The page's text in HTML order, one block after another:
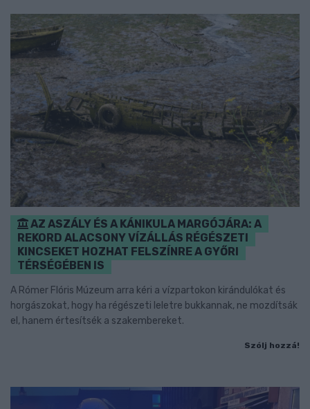
AZ ASZÁLY ÉS A KÁNIKULA MARGÓJÁRA: A
REKORD ALACSONY VÍZÁLLÁS RÉGÉSZETI
KINCSEKET HOZHAT FELSZÍNRE A GYŐRI
TÉRSÉGÉBEN IS
A Rómer Flóris Múzeum arra kéri a vízpartokon kirándulókat és
horgászokat, hogy ha régészeti leletre bukkannak, ne mozdítsák
el, hanem értesítsék a szakembereket.
Szólj hozzá!